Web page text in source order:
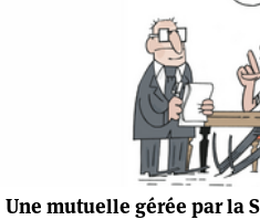
Une mutuelle gérée par la